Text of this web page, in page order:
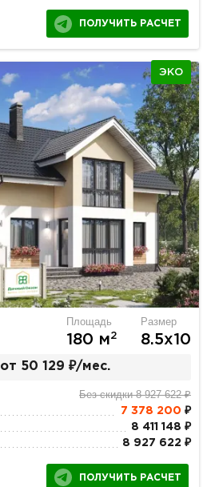
ПОЛУЧИТЬ РАСЧЕТ
ЭКО
Площадь
180 м2
Размер
8.5х10
от 50 129 ₽/мес.
Без скидки 8 927 622 ₽
7 378 200 ₽
8 411 148 ₽
8 927 622 ₽
ПОЛУЧИТЬ РАСЧЕТ